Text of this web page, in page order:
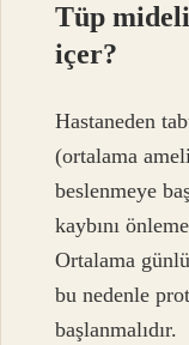
Tüp mideli
içer?
Hastaneden
(ortalama
beslenmeye
kaybını
Ortalama
bu nedenle
başlanmalıdır.